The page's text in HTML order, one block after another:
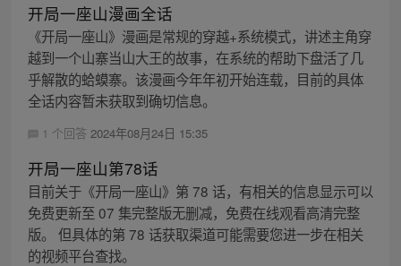
开局一座山漫画全话
《开局一座山》漫画是常规的穿越+系统模式，讲述主角穿
越到一个山寨当山大王的故事，在系统的帮助下盘活了几
乎解散的蛤蟆寨。该漫画今年年初开始连载，目前的具体
全话内容暂未获取到确切信息。
1 个回答 2024年08月24日 15:35
开局一座山第78话
目前关于《开局一座山》第 78 话，有相关的信息显示可以
免费更新至 07 集完整版无删减，免费在线观看高清完整
版。 但具体的第 78 话获取渠道可能需要您进一步在相关
的视频平台查找。